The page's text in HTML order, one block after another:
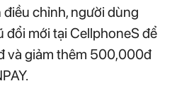
chỉnh, người dùng
mới tại CellphoneS để
và giảm thêm 500,000đ